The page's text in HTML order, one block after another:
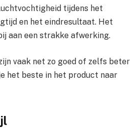
tijdens het
en het eindresultaat. Het
aan een strakke afwerking.
vaak net zo goed of zelfs beter
het beste in het product naar